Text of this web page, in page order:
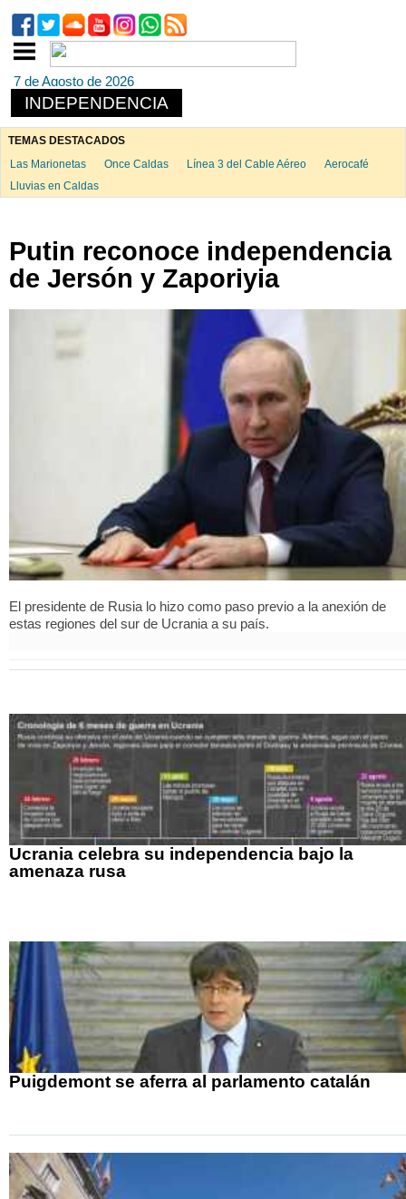
7 de Agosto de 2026
INDEPENDENCIA
TEMAS DESTACADOS
Las Marionetas
Once Caldas Línea 3 del Cable Aéreo
Aerocafé
Lluvias en Caldas
Putin reconoce independencia
de Jersón y Zaporiyia
El presidente de Rusia lo hizo como paso previo a la anexión de
estas regiones del sur de Ucrania a su país.
Ucrania celebra su independencia bajo la
amenaza rusa
Puigdemont se aferra al parlamento catalán